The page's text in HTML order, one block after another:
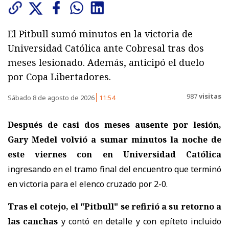
El Pitbull sumó minutos en la victoria de
Universidad Católica ante Cobresal tras dos
meses lesionado. Además, anticipó el duelo
por Copa Libertadores.
Sábado 8 de agosto de 2026 11:54 987visitas
Después de casi dos meses ausente por lesión,
Gary Medel volvió a sumar minutos la noche de
este viernes con en Universidad Católica
ingresando en el tramo final del encuentro que terminó
en victoria para el elenco cruzado por 2-0.
Tras el cotejo, el "Pitbull" se refirió a su retorno a
las canchas y contó en detalle y con epíteto incluido